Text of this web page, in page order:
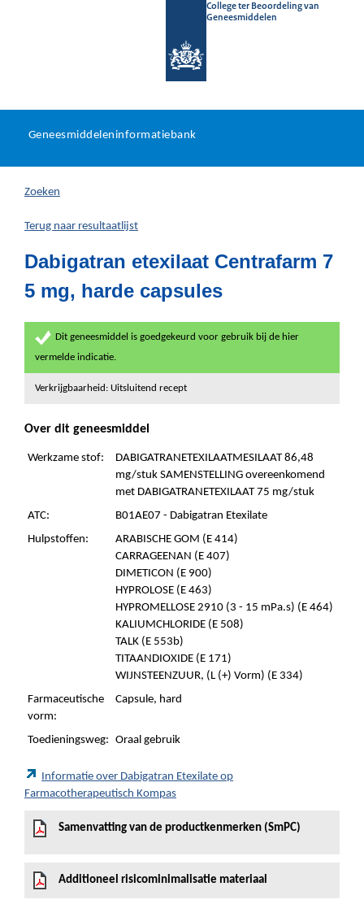
College ter Beoordeling van
Geneesmiddelen
U
hier:
Geneesmiddeleninformatiebank
Zoeken
Terug naar resultaatlijst
Dabigatran etexilaat Centrafarm 7
5 mg, harde capsules
Dit geneesmiddel is goedgekeurd voor gebruik bij de hier
vermelde indicatie.
Verkrijgbaarheid: Uitsluitend recept
Over dit geneesmiddel
Werkzame stof:
DABIGATRANETEXILAATMESILAAT 86,48
mg/stuk SAMENSTELLING overeenkomend
met DABIGATRANETEXILAAT 75 mg/stuk
ATC:
B01AE07 - Dabigatran Etexilate
Hulpstoffen:
ARABISCHE GOM (E 414)
CARRAGEENAN (E 407)
DIMETICON (E 900)
HYPROLOSE (E 463)
HYPROMELLOSE 2910 (3 - 15 mPa.s) (E 464)
KALIUMCHLORIDE (E 508)
TALK (E 553b)
TITAANDIOXIDE (E 171)
WIJNSTEENZUUR, (L (+) Vorm) (E 334)
Farmaceutische
vorm:
Capsule, hard
Toedieningsweg: Oraal gebruik
Informatie over Dabigatran Etexilate op
Farmacotherapeutisch Kompas
Samenvatting van de productkenmerken (SmPC)
Additioneel risicominimalisatie materiaal